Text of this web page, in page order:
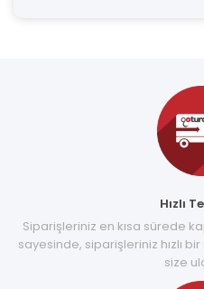
Hızlı
Siparişleriniz en kısa sürede
sayesinde, siparişleriniz hızlı
size